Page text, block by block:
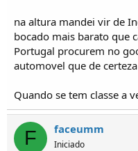
na altura mandei vir de
bocado mais barato que
Portugal procurem no
automovel que de
Quando se tem classe a
F faceumm
Iniciado